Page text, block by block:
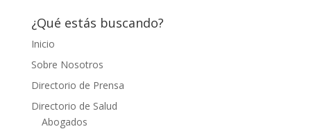
¿Qué estás buscando?
Inicio
Sobre Nosotros
Directorio de Prensa
Directorio de Salud
Abogados